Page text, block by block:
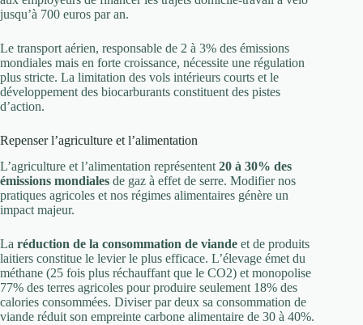
jusqu’à 700 euros par an.
Le transport aérien, responsable de 2 à 3% des émissions
mondiales mais en forte croissance, nécessite une régulation
plus stricte. La limitation des vols intérieurs courts et le
développement des biocarburants constituent des pistes
d’action.
Repenser l’agriculture et l’alimentation
L’agriculture et l’alimentation représentent20 à 30% des
émissions mondiales de gaz à effet de serre. Modifier nos
pratiques agricoles et nos régimes alimentaires génère un
impact majeur.
La réduction de la consommation de viande et de produits
laitiers constitue le levier le plus efficace. L’élevage émet du
méthane (25 fois plus réchauffant que le CO2) et monopolise
77% des terres agricoles pour produire seulement 18% des
calories consommées. Diviser par deux sa consommation de
viande réduit son empreinte carbone alimentaire de 30 à 40%.